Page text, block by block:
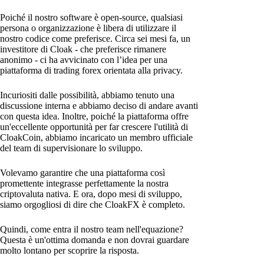
Poiché il nostro software è open-source, qualsiasi
persona o organizzazione è libera di utilizzare il
nostro codice come preferisce. Circa sei mesi fa, un
investitore di Cloak - che preferisce rimanere
anonimo - ci ha avvicinato con l’idea per una
piattaforma di trading forex orientata alla privacy.
Incuriositi dalle possibilità, abbiamo tenuto una
discussione interna e abbiamo deciso di andare avanti
con questa idea. Inoltre, poiché la piattaforma offre
un'eccellente opportunità per far crescere l'utilità di
CloakCoin, abbiamo incaricato un membro ufficiale
del team di supervisionare lo sviluppo.
Volevamo garantire che una piattaforma così
promettente integrasse perfettamente la nostra
criptovaluta nativa. E ora, dopo mesi di sviluppo,
siamo orgogliosi di dire che CloakFX è completo.
Quindi, come entra il nostro team nell'equazione?
Questa è un'ottima domanda e non dovrai guardare
molto lontano per scoprire la risposta.